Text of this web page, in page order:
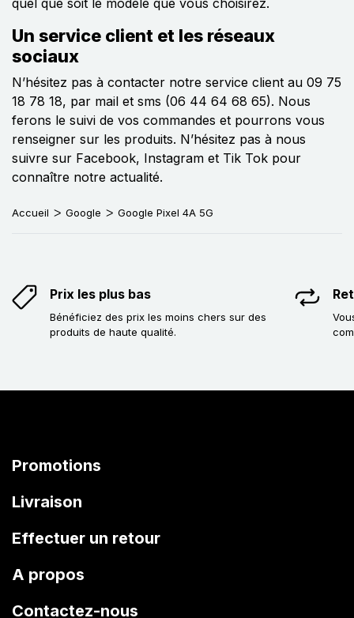
Un service client et les réseaux
sociaux
N’hésitez pas à contacter notre service client au 09 75
18 78 18, par mail et sms (06 44 64 68 65). Nous
ferons le suivi de vos commandes et pourrons vous
renseigner sur les produits. N’hésitez pas à nous
suivre sur Facebook, Instagram et Tik Tok pour
connaître notre actualité.
Accueil Google Google Pixel 4A 5G
Prix les plus bas
Bénéficiez des prix les moins chers sur des
produits de haute qualité.
Promotions
Livraison
Effectuer un retour
A propos
Contactez-nous